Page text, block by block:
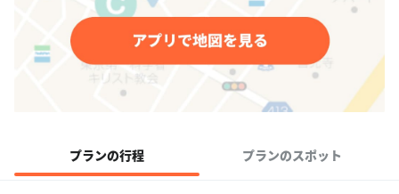
プランの行程 プランのスポット